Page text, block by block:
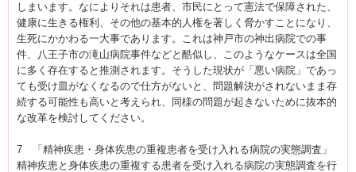
しまいます。なによりそれは患者、市民にとって憲法で保障された、
健康に生きる権利、その他の基本的人権を著しく脅かすことになり、
生死にかかわる一大事であります。これは神戸市の神出病院での事
件、八王子市の滝山病院事件などと酷似し、このようなケースは全国
に多く存在すると推測されます。そうした現状が「悪い病院」であっ
ても受け皿がなくなるので仕方がないと、問題解決がされないまま存
続する可能性も高いと考えられ、同様の問題が起きないために抜本的
な改革を検討してください。
7 「精神疾患・身体疾患の重複患者を受け入れる病院の実態調査」
精神疾患と身体疾患の重複する患者を受け入れる病院の実態調査を行